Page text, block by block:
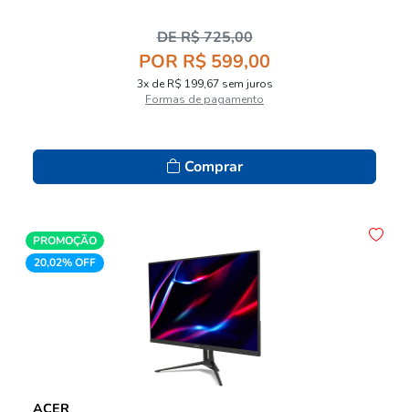
DE R$ 725,00
POR R$ 599,00
3x de R$ 199,67 sem juros
Formas de pagamento
Comprar
PROMOÇÃO
20,02% OFF
ACER